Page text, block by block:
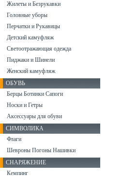
Жилеты и Безрукавки
Головные уборы
Перчатки и Рукавицы
Детский камуфляж
Светоотражающая одежда
Пиджаки и Шинели
Женский камуфляж
ОБУВЬ
Берцы Ботинки Сапоги
Носки и Гетры
Аксессуары для обуви
СИМВОЛИКА
Флаги
Шевроны Погоны Нашивки
СНАРЯЖЕНИЕ
Кемпинг